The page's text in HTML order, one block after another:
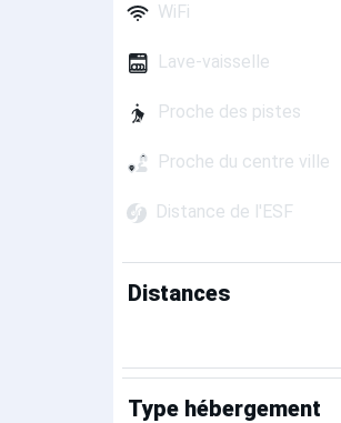
WiFi
Lave-vaisselle
Proche des pistes
Proche du centre ville
Distance de l'ESF
Distances
Type hébergement